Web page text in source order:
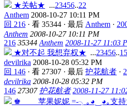
★关帖★ ...23456..22
Anthem 2008-10-27 10:11 PM
回 216 · 看 35344 · 最后 Anthem ·
Anthem 2008-10-27 10:11 PM
216 35344 Anthem 2008-11-27 11:03
★对不起 我想弃权★ ...23456..15
devilrika 2008-10-28 05:32 PM
回 146 · 看 27307 · 最后 护花航者 ·
devilrika 2008-10-28 05:32 PM
146 27307 护花航者 2008-11-27
♚____ 苹果妮妮 =-╮｡◕‿◕｡支持